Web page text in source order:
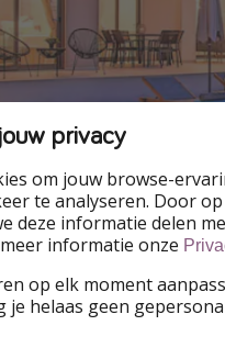
privacy
om jouw browse-
te analyseren. Door
deze informatie delen
informatie onze
op elk moment
je helaas geen